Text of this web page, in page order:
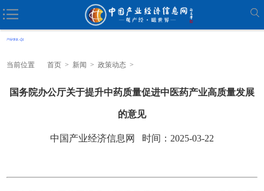
当前位置 首页 > 新闻 > 政策动态 >
国务院办公厅关于提升中药质量促进中医药产业高质量发展
的意见
中国产业经济信息网 时间：2025-03-22